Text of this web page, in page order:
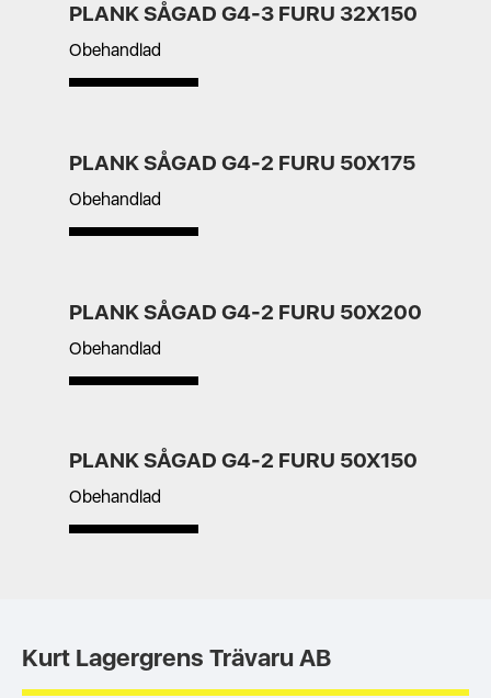
PLANK SÅGAD G4-3 FURU 32X150
Obehandlad
PLANK SÅGAD G4-2 FURU 50X175
Obehandlad
PLANK SÅGAD G4-2 FURU 50X200
Obehandlad
PLANK SÅGAD G4-2 FURU 50X150
Obehandlad
Kurt Lagergrens Trävaru AB